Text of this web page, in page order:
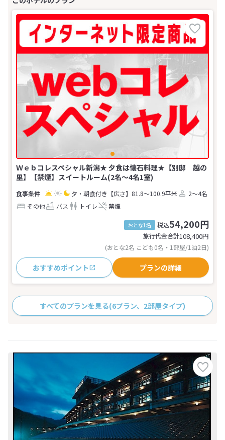
Ｗｅｂコレスペシャル新潟★ 夕食は懐石料理★【別邸 越の
里】【禁煙】スイートルーム(2名～4名1室)
夕・朝食付き 【広さ】81.8～100.9平米
2～4名
その他
バス トイレ 禁煙
おとな1名 税込54,200円
旅行代金合計108,400円
(おとな2名 こども0名・1部屋/1泊2日)
おすすめポイント プランの詳細
すべてのプランを見る(6プラン、2部屋タイプ)